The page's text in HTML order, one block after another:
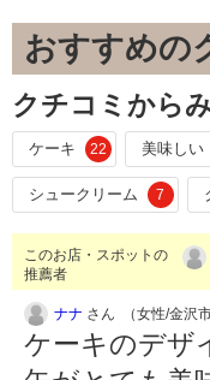
おすすめの
クチコミから
ケーキ 22 美味しい
シュークリーム 7
このお店・スポットの
推薦者
ナナ さん （女性/金沢
ケーキのデザ